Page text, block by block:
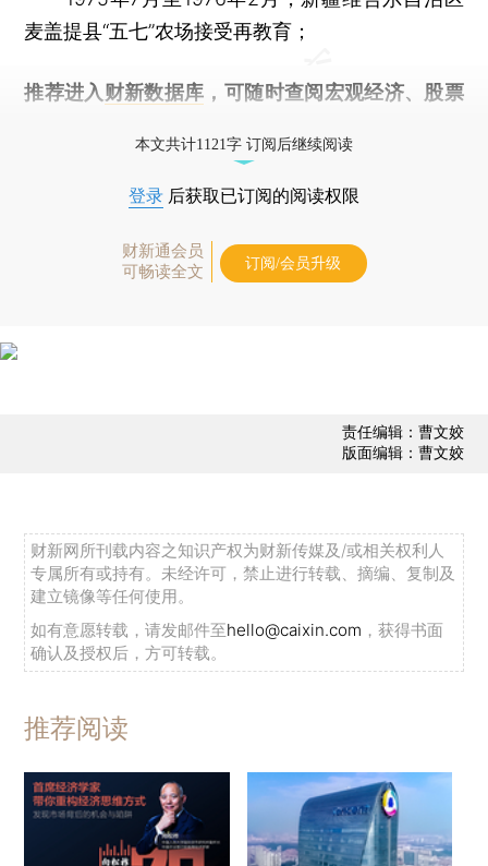
麦盖提县“五七”农场接受再教育；
推荐进入 财新数据库 ，可随时查阅宏观经济、股票
本文共计1121字 订阅后继续阅读
登录 后获取已订阅的阅读权限
财新通会员
可畅读全文
订阅/会员升级
责任编辑：曹文姣
版面编辑：曹文姣
财新网所刊载内容之知识产权为财新传媒及/或相关权利人
专属所有或持有。未经许可，禁止进行转载、摘编、复制及
建立镜像等任何使用。
如有意愿转载，请发邮件至hello@caixin.com ，获得书面
确认及授权后，方可转载。
推荐阅读